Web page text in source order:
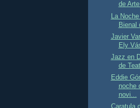
de
La
Bienal
Javier
Ely
Jazz en
de
Eddie
noche
novi...
Caratula